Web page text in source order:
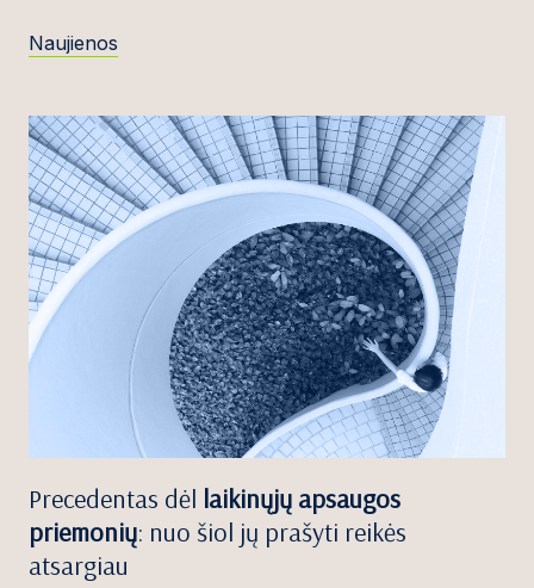
Naujienos
Precedentas dėl laikinųjų apsaugos
priemonių: nuo šiol jų prašyti reikės
atsargiau